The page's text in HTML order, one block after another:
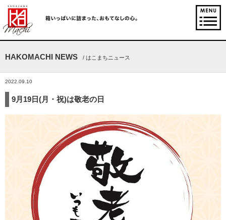
HAKOMACHI NEWS / はこまちニュース
2022.09.10
9月19日(月・祝)は敬老の日